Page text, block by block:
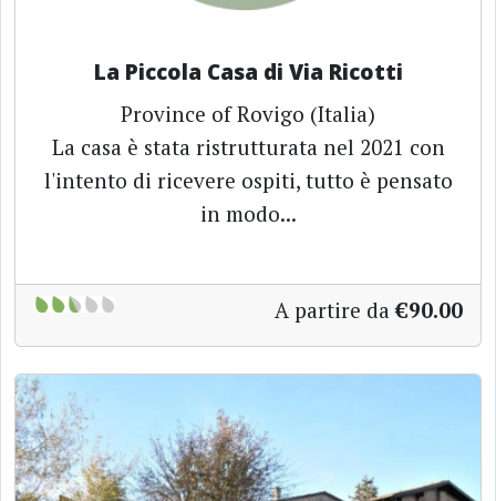
La Piccola Casa di Via Ricotti
Province of Rovigo (Italia)
La casa è stata ristrutturata nel 2021 con
l'intento di ricevere ospiti, tutto è pensato
in modo...
A partire da €90.00